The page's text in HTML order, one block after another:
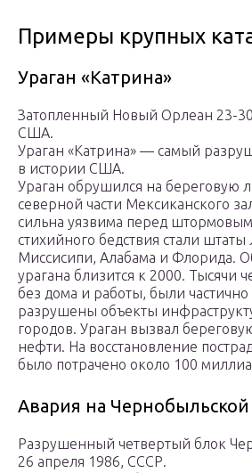
Примеры крупных
Ураган «Катрина»
Затопленный Новый Орлеан 23-30
США.
Ураган «Катрина» — самый
в истории США.
Ураган обрушился на береговую
северной части Мексиканского
сильна уязвима перед
стихийного бедствия стали штаты
Миссисипи, Алабама и Флорида.
урагана близится к 2000. Тысячи
без дома и работы, были
разрушены объекты
городов. Ураган вызвал
нефти. На восстановление
было потрачено около 100
Авария на
Разрушенный четвертый блок
26 апреля 1986, СССР.